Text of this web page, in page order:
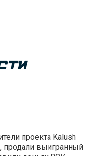
проекта Kalush
продали выигранный